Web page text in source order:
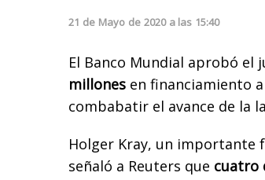
21 de Mayo de 2020 a las 15:40
El Banco Mundial aprobó el
millones en financiamiento
combabatir el avance de la
Holger Kray, un importante
señaló a Reuters que cuatro